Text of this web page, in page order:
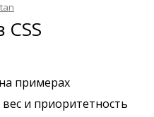
CSS
примерах
и приоритетность